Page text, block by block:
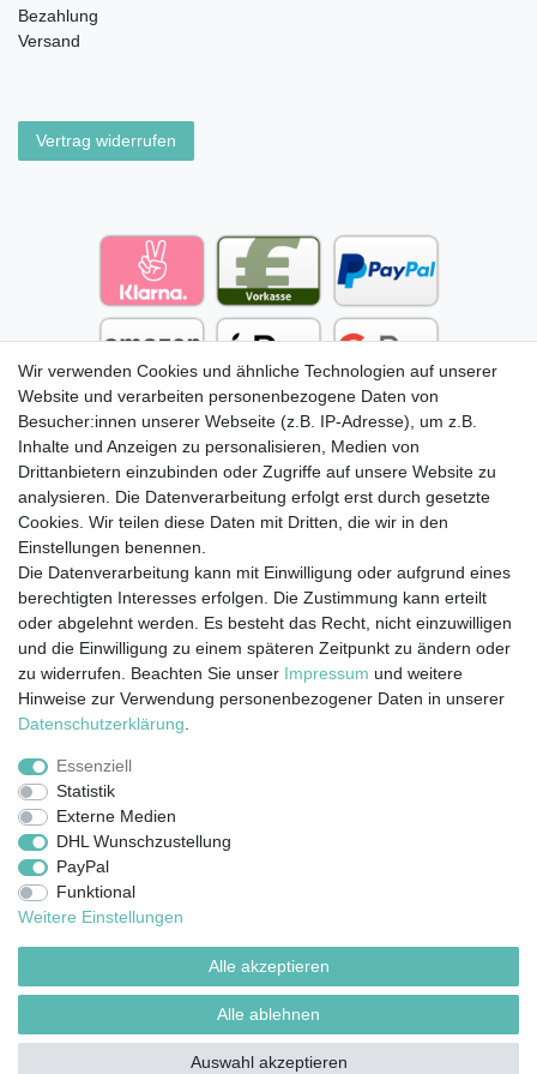
Bezahlung
Versand
Vertrag widerrufen
Impressum
Barrierefreiheitserklärung
© Copyright 2026 | Alle Rechte vorbehalten.
¹ Alle bezahlten Bestellungen bis 14 Uhr werden am selben Tag (Mo-Fr außer
Feiertage) versendet außer angefertigte Ware
Wir verwenden Cookies und ähnliche Technologien auf unserer
Website und verarbeiten personenbezogene Daten von
Besucher:innen unserer Webseite (z.B. IP-Adresse), um z.B.
Inhalte und Anzeigen zu personalisieren, Medien von
Drittanbietern einzubinden oder Zugriffe auf unsere Website zu
analysieren. Die Datenverarbeitung erfolgt erst durch gesetzte
Cookies. Wir teilen diese Daten mit Dritten, die wir in den
Einstellungen benennen.
Die Datenverarbeitung kann mit Einwilligung oder aufgrund eines
berechtigten Interesses erfolgen. Die Zustimmung kann erteilt
oder abgelehnt werden. Es besteht das Recht, nicht einzuwilligen
und die Einwilligung zu einem späteren Zeitpunkt zu ändern oder
zu widerrufen. Beachten Sie unser Impressum und weitere
Hinweise zur Verwendung personenbezogener Daten in unserer
Daten­schutz­erklärung
Essenziell
Statistik
Externe Medien
DHL Wunschzustellung
PayPal
Funktional
Weitere Einstellungen
Alle akzeptieren
Alle ablehnen
Auswahl akzeptieren